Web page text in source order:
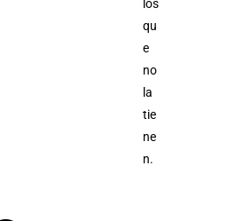
los
qu
e
no
la
tie
ne
n.